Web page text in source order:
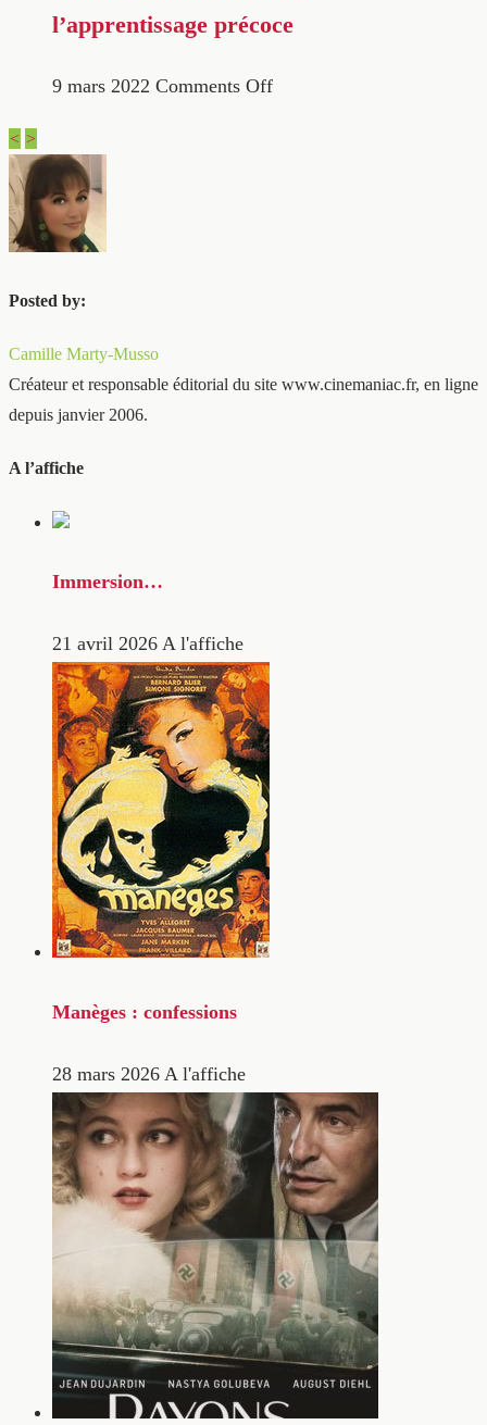
l’apprentissage précoce
9 mars 2022 Comments Off
< >
Posted by:
Camille Marty-Musso
Créateur et responsable éditorial du site www.cinemaniac.fr, en ligne
depuis janvier 2006.
A l’affiche
Immersion…
21 avril 2026 A l'affiche
Manèges : confessions
28 mars 2026 A l'affiche